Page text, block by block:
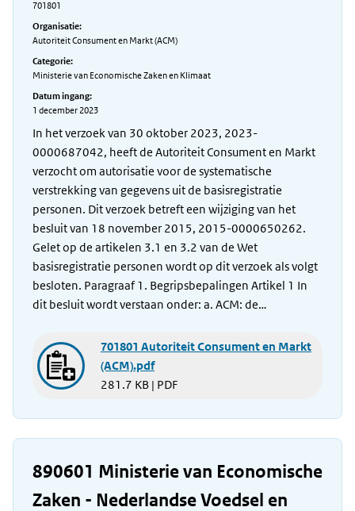
701801
Organisatie:
Autoriteit Consument en Markt (ACM)
Categorie:
Ministerie van Economische Zaken en Klimaat
Datum ingang:
1 december 2023
In het verzoek van 30 oktober 2023, 2023-
0000687042, heeft de Autoriteit Consument en Markt
verzocht om autorisatie voor de systematische
verstrekking van gegevens uit de basisregistratie
personen. Dit verzoek betreft een wijziging van het
besluit van 18 november 2015, 2015-0000650262.
Gelet op de artikelen 3.1 en 3.2 van de Wet
basisregistratie personen wordt op dit verzoek als volgt
besloten. Paragraaf 1. Begripsbepalingen Artikel 1 In
dit besluit wordt verstaan onder: a. ACM: de…
701801 Autoriteit Consument en Markt
(ACM).pdf
281.7 KB | PDF
890601 Ministerie van Economische
Zaken - Nederlandse Voedsel en